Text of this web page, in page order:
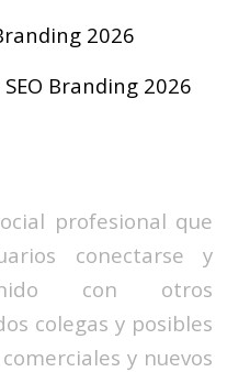
2026
Branding 2026
profesional que
conectarse y
con otros
colegas y posibles
y nuevos